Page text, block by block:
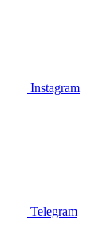
Instagram
Telegram